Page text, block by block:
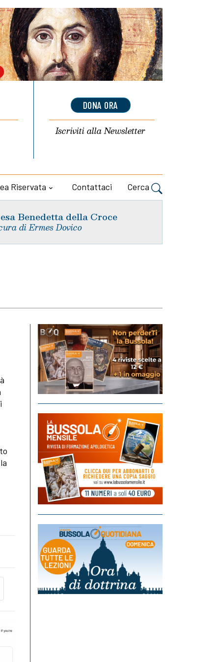
DONA ORA
Iscriviti allaNewsletter
Riservata Contattaci Cerca
Benedetta della Croce
di Ermes Dovico